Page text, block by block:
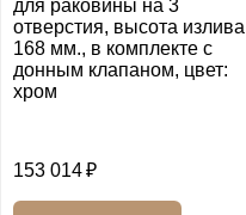
для раковины на 3
отверстия, высота излива
168 мм., в комплекте с
донным клапаном, цвет:
хром
153 014